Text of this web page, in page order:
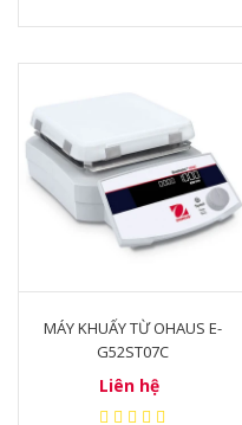
MÁY KHUẤY TỪ OHAUS E-
G52ST07C
Liên hệ